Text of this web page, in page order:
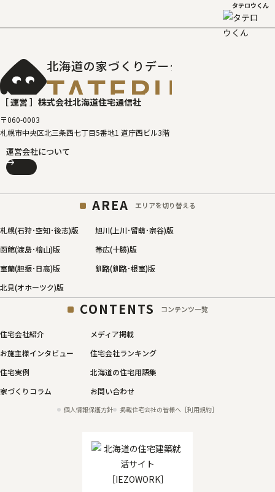
タテロウくん
北海道の家づくりデータベース
［ 運営 ］ 株式会社北海道住宅通信社
〒060-0003
札幌市中央区北三条西七丁目5番地1 道庁西ビル3階
運営会社について
AREA エリアを切り替える
札幌(石狩･空知･後志)版
旭川(上川･留萌･宗谷)版
函館(渡島･檜山)版
帯広(十勝)版
室蘭(胆振･日高)版
釧路(釧路･根室)版
北見(オホーツク)版
CONTENTS コンテンツ一覧
住宅会社紹介
メディア掲載
お施主様インタビュー
住宅会社ランキング
住宅実例
北海道の住宅用語集
家づくりコラム
お問い合わせ
個人情報保護方針 掲載住宅会社の皆様へ［利用規約］